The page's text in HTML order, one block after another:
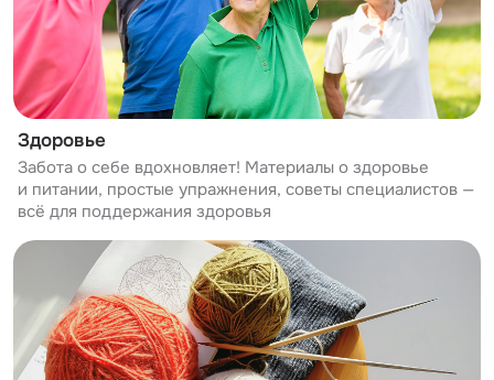
Здоровье
Забота о себе вдохновляет! Материалы о здоровье
и питании, простые упражнения, советы специалистов —
всё для поддержания здоровья